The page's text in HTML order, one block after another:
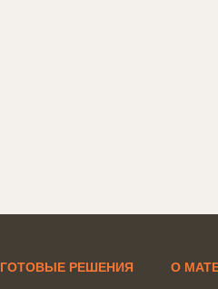
ГОТОВЫЕ РЕШЕНИЯ О